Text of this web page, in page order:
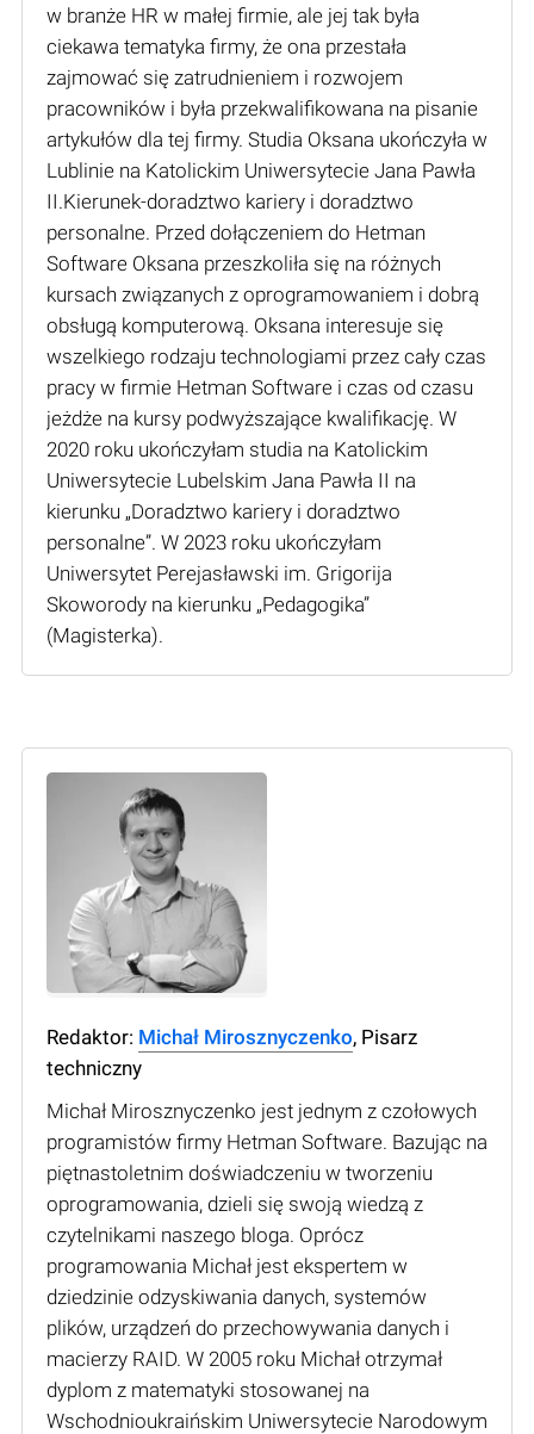
w branże HR w małej firmie, ale jej tak była
ciekawa tematyka firmy, że ona przestała
zajmować się zatrudnieniem i rozwojem
pracowników i była przekwalifikowana na pisanie
artykułów dla tej firmy. Studia Oksana ukończyła w
Lublinie na Katolickim Uniwersytecie Jana Pawła
II.Kierunek-doradztwo kariery i doradztwo
personalne. Przed dołączeniem do Hetman
Software Oksana przeszkoliła się na różnych
kursach związanych z oprogramowaniem i dobrą
obsługą komputerową. Oksana interesuje się
wszelkiego rodzaju technologiami przez cały czas
pracy w firmie Hetman Software i czas od czasu
jeżdże na kursy podwyższające kwalifikację. W
2020 roku ukończyłam studia na Katolickim
Uniwersytecie Lubelskim Jana Pawła II na
kierunku „Doradztwo kariery i doradztwo
personalne”. W 2023 roku ukończyłam
Uniwersytet Perejasławski im. Grigorija
Skoworody na kierunku „Pedagogika”
(Мagisterka).
Redaktor: Michał Mirosznyczenko, Pisarz
techniczny
Michał Mirosznyczenko jest jednym z czołowych
programistów firmy Hetman Software. Bazując na
piętnastoletnim doświadczeniu w tworzeniu
oprogramowania, dzieli się swoją wiedzą z
czytelnikami naszego bloga. Oprócz
programowania Michał jest ekspertem w
dziedzinie odzyskiwania danych, systemów
plików, urządzeń do przechowywania danych i
macierzy RAID. W 2005 roku Michał otrzymał
dyplom z matematyki stosowanej na
Wschodnioukraińskim Uniwersytecie Narodowym